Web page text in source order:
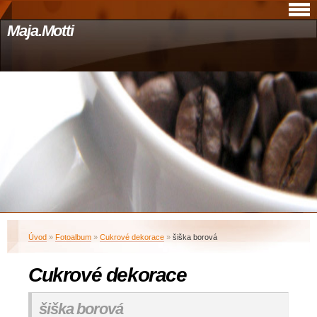
Maja.Motti
Úvod » Fotoalbum » Cukrové dekorace » šiška borová
Cukrové dekorace
šiška borová